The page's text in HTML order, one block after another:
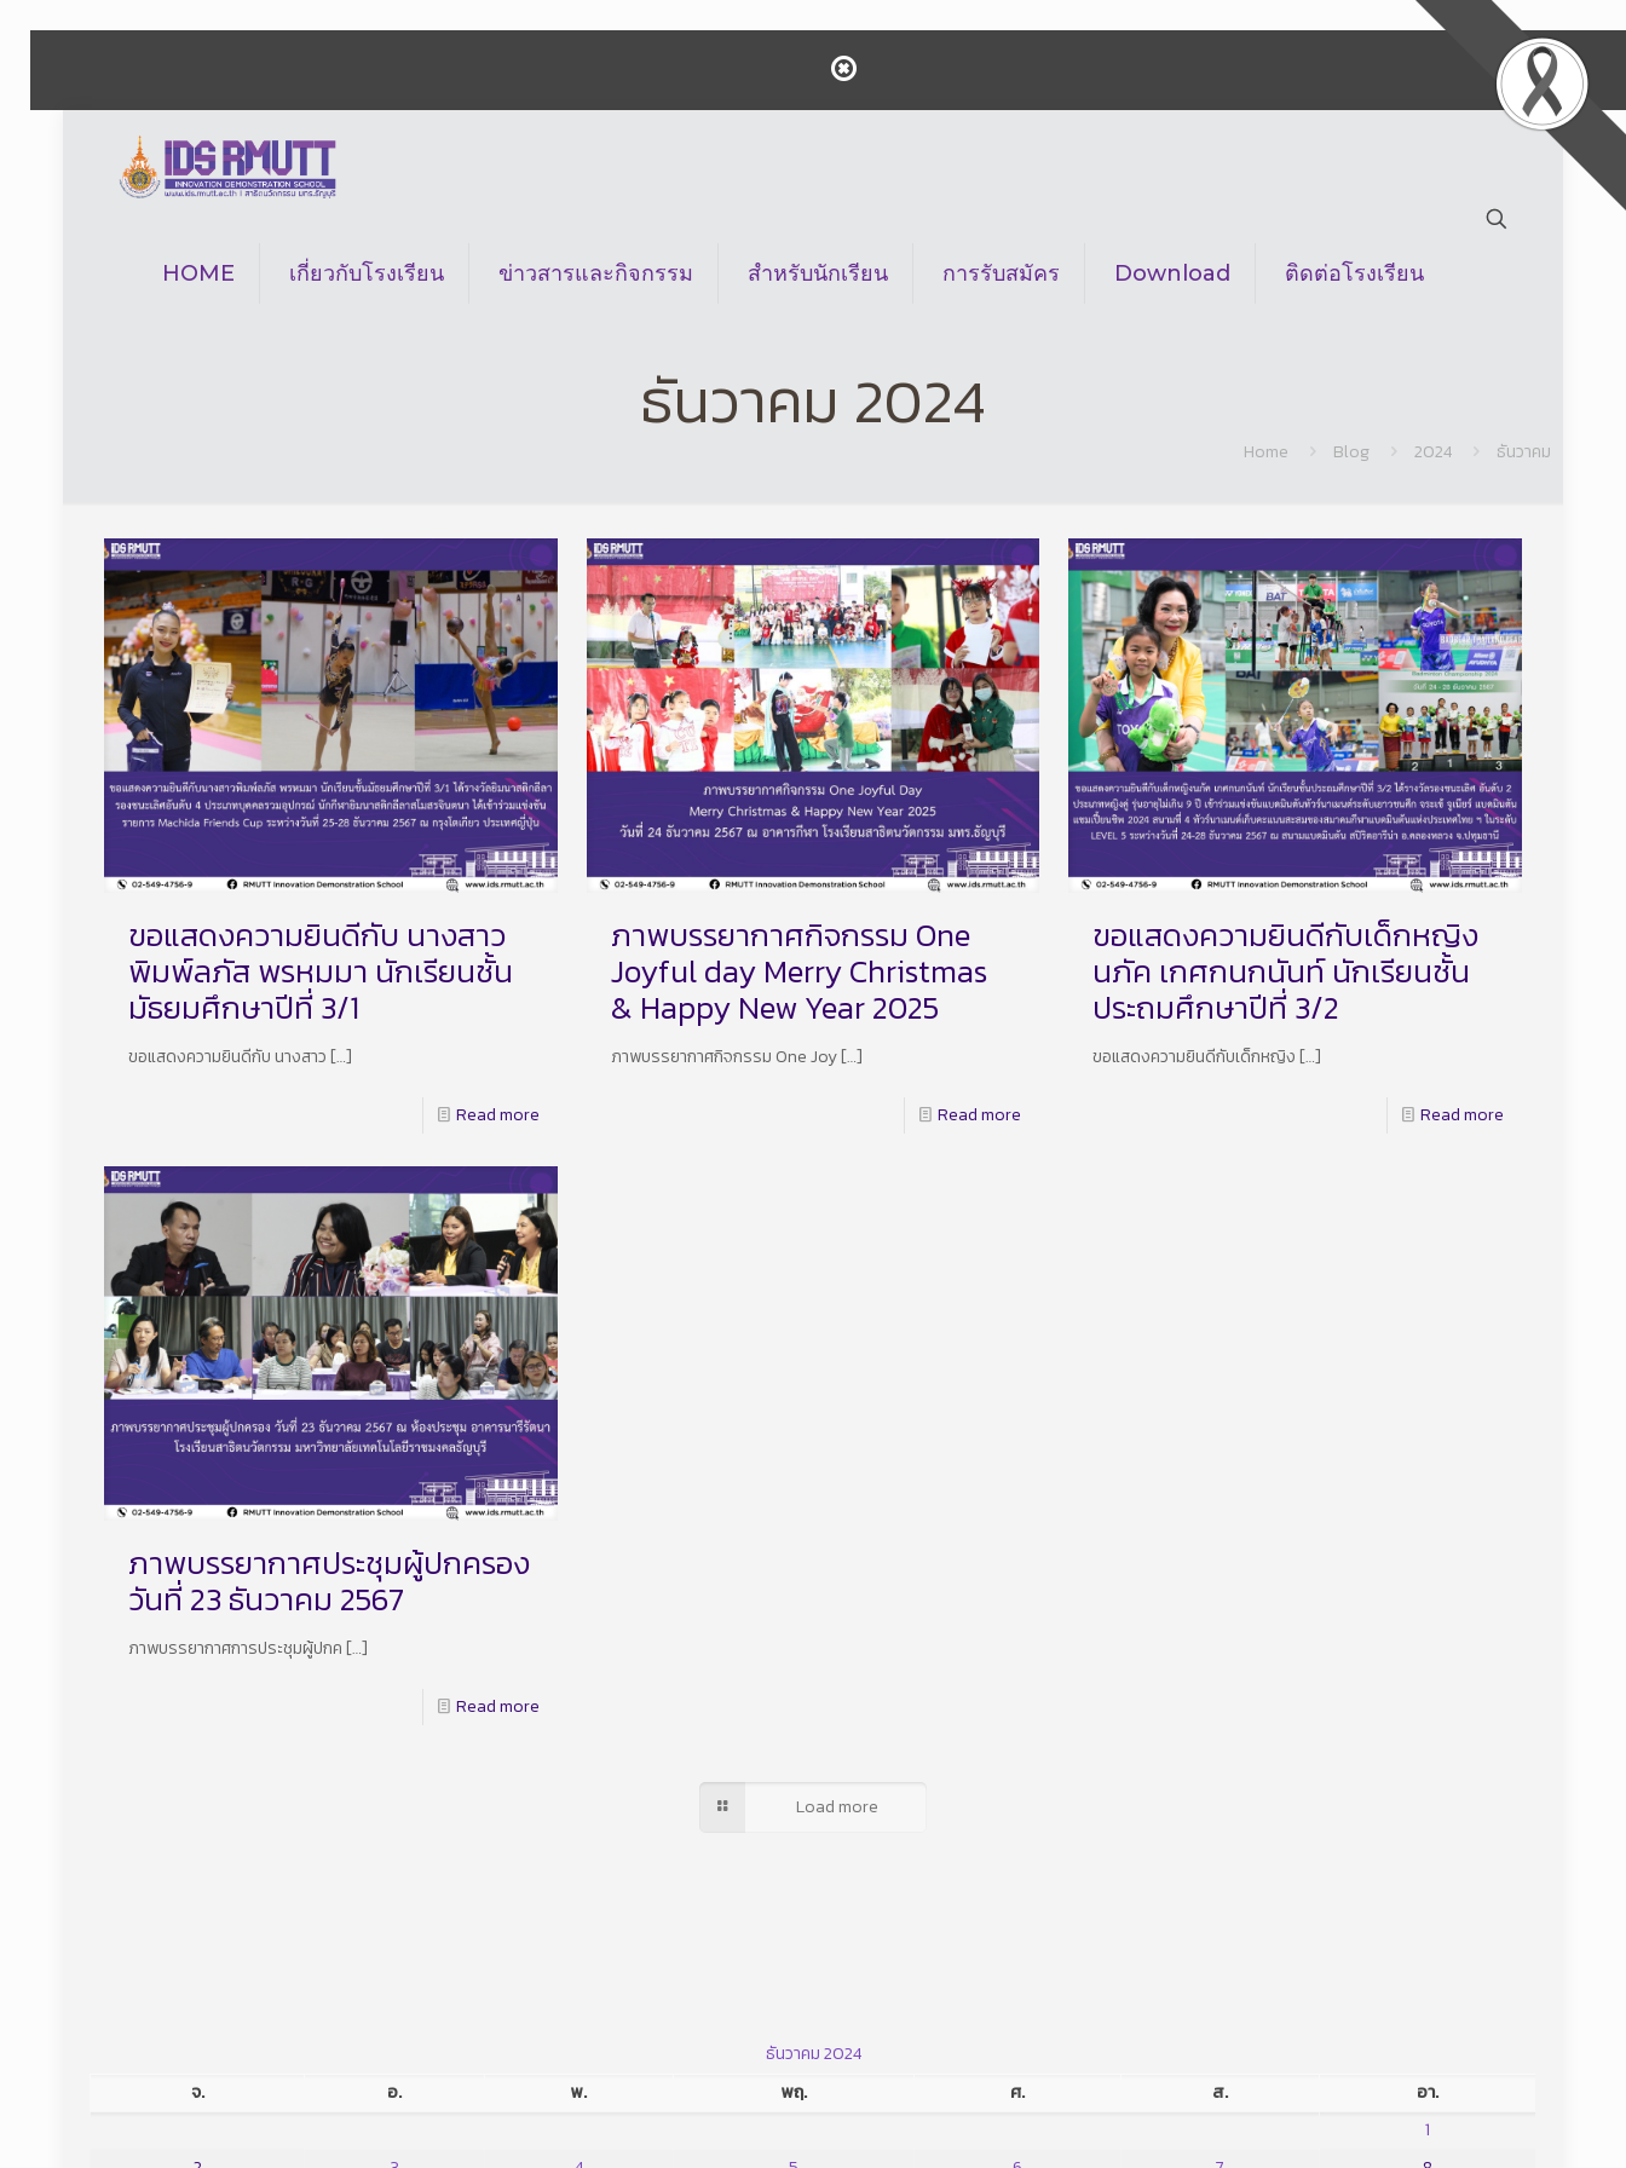
HOME เกี่ยวกับโรงเรียน ข่าวสารและกิจกรรม สำหรับนักเรียน การรับสมัคร Download ติดต่อโรงเรียน
ธันวาคม 2024
Home Blog 2024 ธันวาคม
ขอแสดงความยินดีกับ นางสาว
พิมพ์ลภัส พรหมมา นักเรียนชั้น
มัธยมศึกษาปีที่ 3/1
ขอแสดงความยินดีกับ นางสาว[…]
Read more
ภาพบรรยากาศกิจกรรม One
Joyful day Merry Christmas
& Happy New Year 2025
ภาพบรรยากาศกิจกรรม One Joy[…]
Read more
ขอแสดงความยินดีกับเด็กหญิง
นภัค เกศกนกนันท์ นักเรียนชั้น
ประถมศึกษาปีที่ 3/2
ขอแสดงความยินดีกับเด็กหญิง[…]
Read more
ภาพบรรยากาศประชุมผู้ปกครอง
วันที่ 23 ธันวาคม 2567
ภาพบรรยากาศการประชุมผู้ปกค[…]
Read more
Load more
ธันวาคม 2024
จ.
อ. พ. พฤ. ศ. ส.
อา.
1